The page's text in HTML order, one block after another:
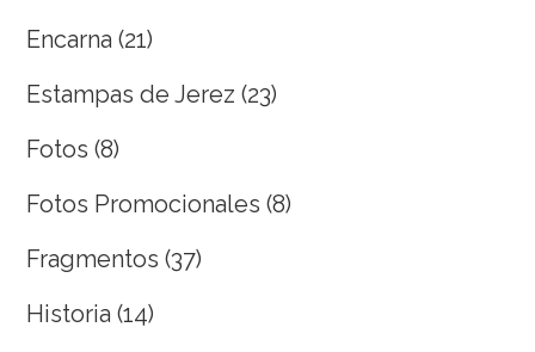
Encarna (21)
Estampas de Jerez (23)
Fotos (8)
Fotos Promocionales (8)
Fragmentos (37)
Historia (14)